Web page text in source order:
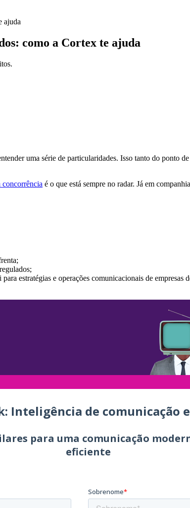
como a Cortex te ajuda
uma série de particularidades. Isso tanto do ponto
é o que está sempre no radar. Já em
estratégias e operações comunicacionais de empresas